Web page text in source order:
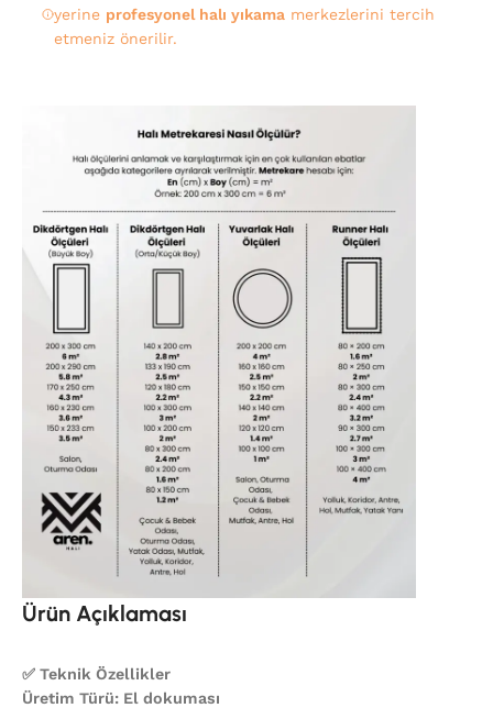
yerine profesyonel halı yıkamamerkezlerini tercih
etmeniz önerilir.
Ürün Açıklaması
✅ Teknik Özellikler
Üretim Türü: El dokuması